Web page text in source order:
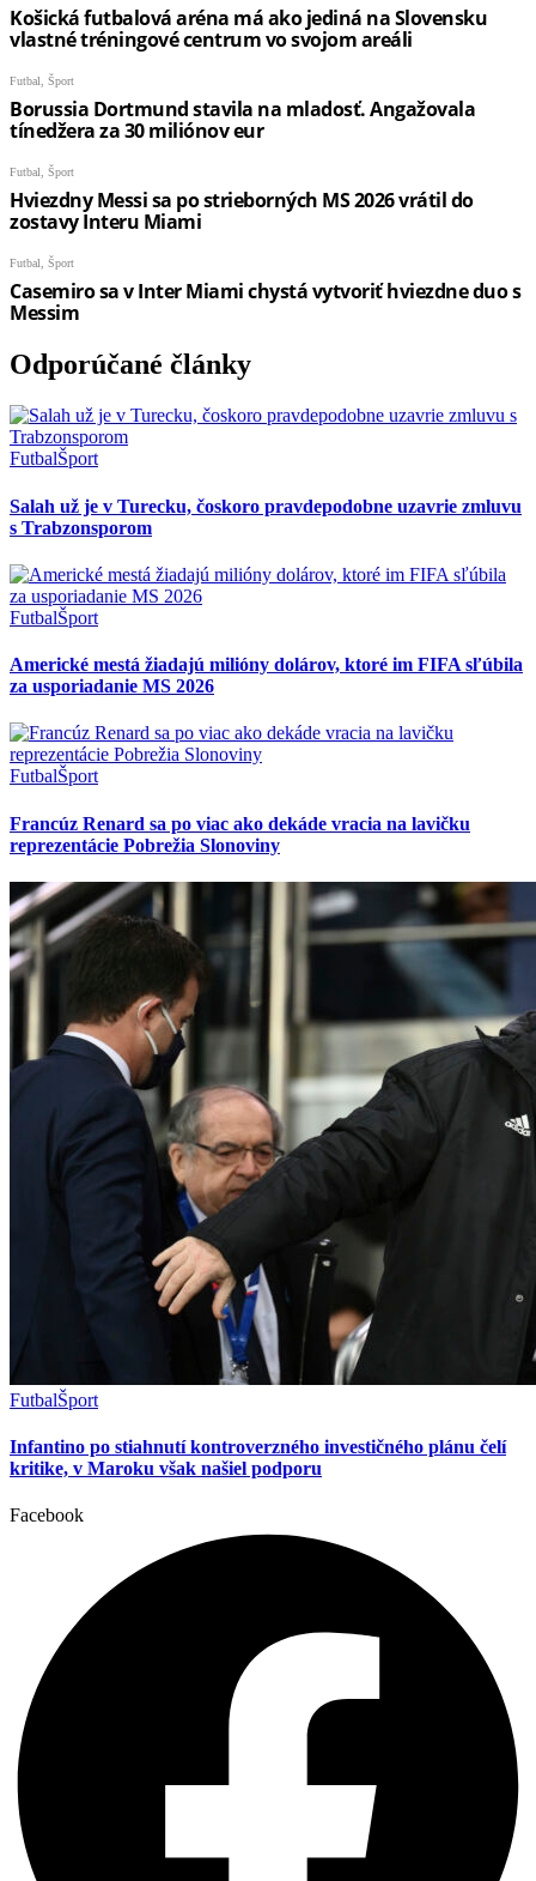
Odporúčané články
FutbalŠport
Salah už je v Turecku, čoskoro pravdepodobne uzavrie zmluvu
s Trabzonsporom
FutbalŠport
Americké mestá žiadajú milióny dolárov, ktoré im FIFA sľúbila
za usporiadanie MS 2026
FutbalŠport
Francúz Renard sa po viac ako dekáde vracia na lavičku
reprezentácie Pobrežia Slonoviny
FutbalŠport
Infantino po stiahnutí kontroverzného investičného plánu čelí
kritike, v Maroku však našiel podporu
Facebook